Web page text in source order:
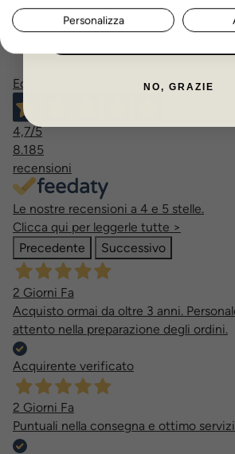
Eccellente
4,7/5
8.185
recensioni
Le nostre recensioni a 4 e 5 stelle.
Clicca qui per leggerle tutte >
Precedente
Successivo
2 Giorni Fa
Acquisto ormai da oltre 3 anni.
attento nella preparazione degli ordini.
Acquirente verificato
2 Giorni Fa
Puntuali nella consegna e ottimo
NO, GRAZIE
Personalizza